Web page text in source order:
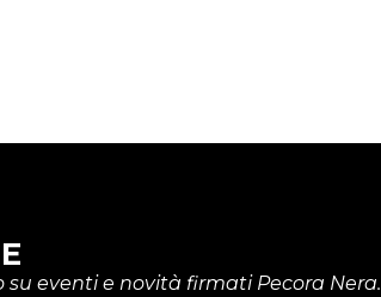
eventi e novità firmati Pecora Nera.